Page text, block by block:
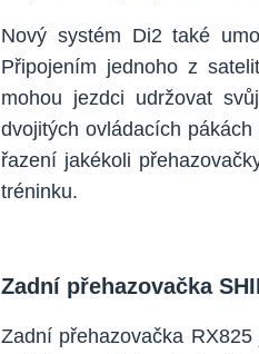
Nový systém Di2 také
Připojením jednoho z
mohou jezdci udržovat
dvojitých ovládacích
řazení jakékoli
tréninku.
Zadní přehazovačka
Zadní přehazovačka